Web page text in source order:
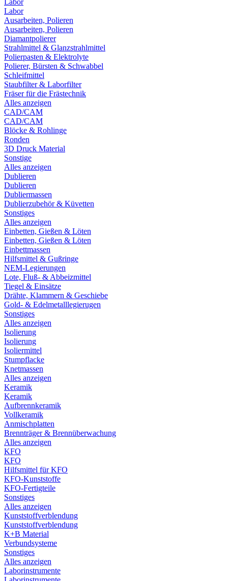
Labor
Labor
Ausarbeiten, Polieren
Ausarbeiten, Polieren
Diamantpolierer
Strahlmittel & Glanzstrahlmittel
Polierpasten & Elektrolyte
Polierer, Bürsten & Schwabbel
Schleifmittel
Staubfilter & Laborfilter
Fräser für die Frästechnik
Alles anzeigen
CAD/CAM
CAD/CAM
Blöcke & Rohlinge
Ronden
3D Druck Material
Sonstige
Alles anzeigen
Dublieren
Dublieren
Dubliermassen
Dublierzubehör & Küvetten
Sonstiges
Alles anzeigen
Einbetten, Gießen & Löten
Einbetten, Gießen & Löten
Einbettmassen
Hilfsmittel & Gußringe
NEM-Legierungen
Lote, Fluß- & Abbeizmittel
Tiegel & Einsätze
Drähte, Klammern & Geschiebe
Gold- & Edelmetalllegierugen
Sonstiges
Alles anzeigen
Isolierung
Isolierung
Isoliermittel
Stumpflacke
Knetmassen
Alles anzeigen
Keramik
Keramik
Aufbrennkeramik
Vollkeramik
Anmischplatten
Brennträger & Brennüberwachung
Alles anzeigen
KFO
KFO
Hilfsmittel für KFO
KFO-Kunststoffe
KFO-Fertigteile
Sonstiges
Alles anzeigen
Kunststoffverblendung
Kunststoffverblendung
K+B Material
Verbundsysteme
Sonstiges
Alles anzeigen
Laborinstrumente